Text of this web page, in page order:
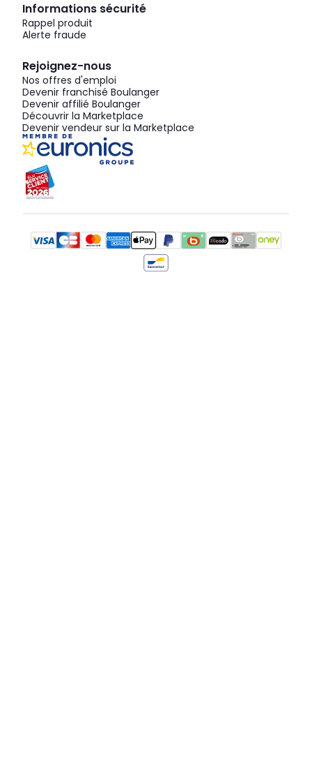
Informations sécurité
Rappel produit
Alerte fraude
Rejoignez-nous
Nos offres d'emploi
Devenir franchisé Boulanger
Devenir affilié Boulanger
Découvrir la Marketplace
Devenir vendeur sur la Marketplace